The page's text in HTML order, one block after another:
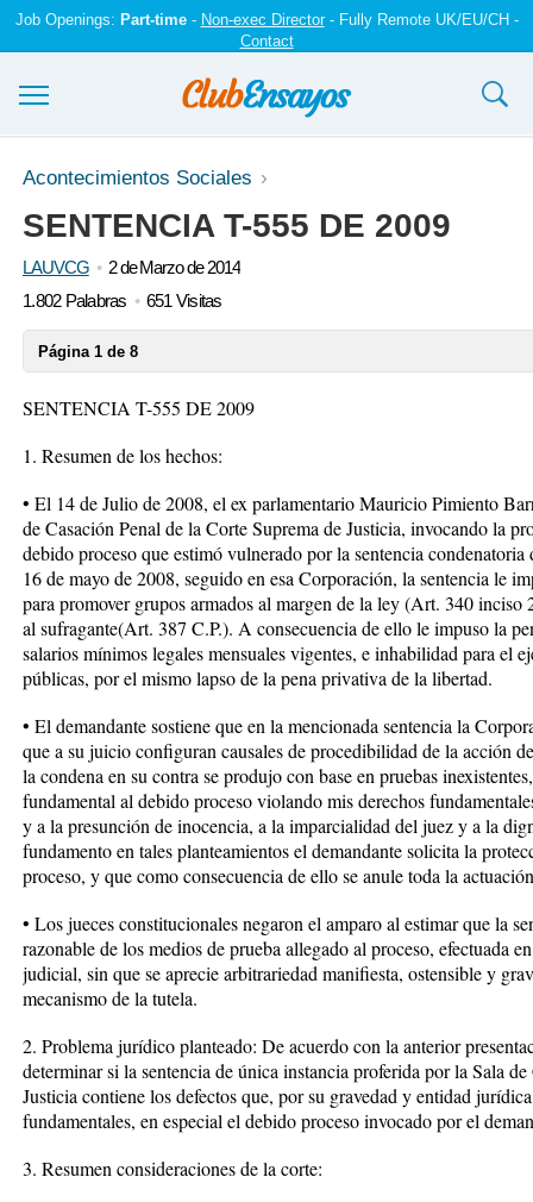
Job Openings: Part-time- Non-exec Director- Fully Remote UK/EU/CH -
Contact
Ensayos y trabajos
Registrarse
Iniciar sesión
Acontecimientos Sociales
SENTENCIA T-555 DE 2009
LAUVCG
2 de Marzo de 2014
1.802 Palabras
651 Visitas
Página 1 de 8
SENTENCIA T-555 DE 2009
1. Resumen de los hechos:
• El 14 de Julio de 2008, el ex parlamentario Mauricio Pimiento
de Casación Penal de la Corte Suprema de Justicia, invocando la
debido proceso que estimó vulnerado por la sentencia
16 de mayo de 2008, seguido en esa Corporación, la sentencia le
para promover grupos armados al margen de la ley (Art. 340 inciso
al sufragante(Art. 387 C.P.). A consecuencia de ello le impuso la
salarios mínimos legales mensuales vigentes, e inhabilidad para el
públicas, por el mismo lapso de la pena privativa de la libertad.
• El demandante sostiene que en la mencionada sentencia la
que a su juicio configuran causales de procedibilidad de la acción
la condena en su contra se produjo con base en pruebas
fundamental al debido proceso violando mis derechos
y a la presunción de inocencia, a la imparcialidad del juez y a la
fundamento en tales planteamientos el demandante solicita la
proceso, y que como consecuencia de ello se anule toda la
• Los jueces constitucionales negaron el amparo al estimar que la
razonable de los medios de prueba allegado al proceso, efectuada
judicial, sin que se aprecie arbitrariedad manifiesta, ostensible y
mecanismo de la tutela.
2. Problema jurídico planteado: De acuerdo con la anterior
determinar si la sentencia de única instancia proferida por la Sala
Justicia contiene los defectos que, por su gravedad y entidad
fundamentales, en especial el debido proceso invocado por el
3. Resumen consideraciones de la corte: